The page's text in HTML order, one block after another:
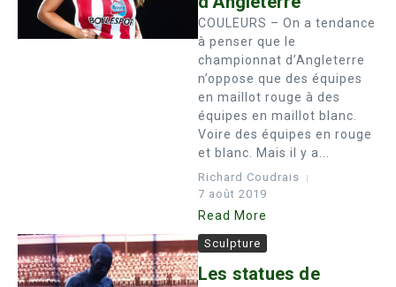
COULEURS – On a tendance
à penser que le
championnat d’Angleterre
n’oppose que des équipes
en maillot rouge à des
équipes en maillot blanc.
Voire des équipes en rouge
et blanc. Mais il y a...
Richard Coudrais
7 août 2019
Read More
Sculpture
Les statues de